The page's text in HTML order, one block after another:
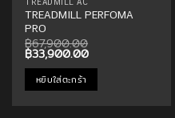
TREADMILL PERFOMA
PRO
฿67,900.00
Original
price
was:
฿67,900.00.
฿33,900.00Current
is:
หยิบใส่ตะกร้า